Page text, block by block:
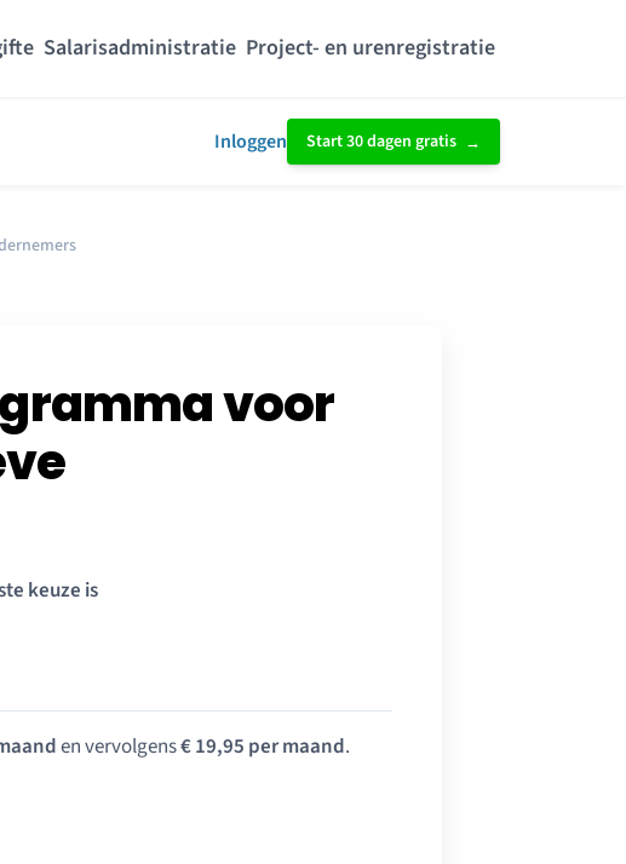
Salarisadministratie Project- en urenregistratie
Inloggen Start 30 dagen gratis
voor
keuze is
en vervolgens€ 19,95 per maand.